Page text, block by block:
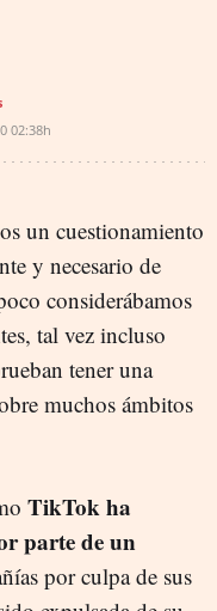
02:38h
un cuestionamiento
y necesario de
considerábamos
tal vez incluso
tener una
muchos ámbitos
TikTok ha
parte de un
por culpa de sus